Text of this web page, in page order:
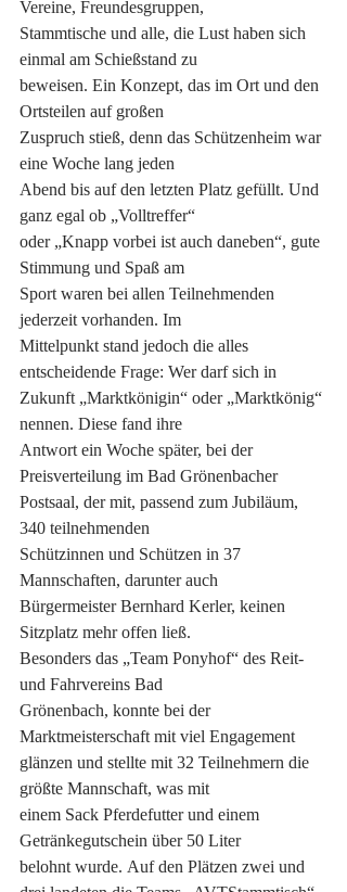
Vereine, Freundesgruppen,
Stammtische und alle, die Lust haben sich
einmal am Schießstand zu
beweisen. Ein Konzept, das im Ort und den
Ortsteilen auf großen
Zuspruch stieß, denn das Schützenheim war
eine Woche lang jeden
Abend bis auf den letzten Platz gefüllt. Und
ganz egal ob „Volltreffer“
oder „Knapp vorbei ist auch daneben“, gute
Stimmung und Spaß am
Sport waren bei allen Teilnehmenden
jederzeit vorhanden. Im
Mittelpunkt stand jedoch die alles
entscheidende Frage: Wer darf sich in
Zukunft „Marktkönigin“ oder „Marktkönig“
nennen. Diese fand ihre
Antwort ein Woche später, bei der
Preisverteilung im Bad Grönenbacher
Postsaal, der mit, passend zum Jubiläum,
340 teilnehmenden
Schützinnen und Schützen in 37
Mannschaften, darunter auch
Bürgermeister Bernhard Kerler, keinen
Sitzplatz mehr offen ließ.
Besonders das „Team Ponyhof“ des Reit-
und Fahrvereins Bad
Grönenbach, konnte bei der
Marktmeisterschaft mit viel Engagement
glänzen und stellte mit 32 Teilnehmern die
größte Mannschaft, was mit
einem Sack Pferdefutter und einem
Getränkegutschein über 50 Liter
belohnt wurde. Auf den Plätzen zwei und